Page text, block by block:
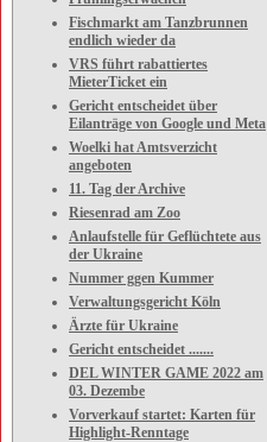
Fischmarkt am Tanzbrunnen
endlich wieder da
VRS führt rabattiertes
MieterTicket ein
Gericht entscheidet über
Eilanträge von Google und Meta
Woelki hat Amtsverzicht
angeboten
11. Tag der Archive
Riesenrad am Zoo
Anlaufstelle für Geflüchtete aus
der Ukraine
Nummer ggen Kummer
Verwaltungsgericht Köln
Ärzte für Ukraine
Gericht entscheidet .......
DEL WINTER GAME 2022 am
03. Dezembe
Vorverkauf startet: Karten für
Highlight-Renntage